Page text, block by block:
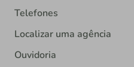
Telefones
Localizar uma agência
Ouvidoria